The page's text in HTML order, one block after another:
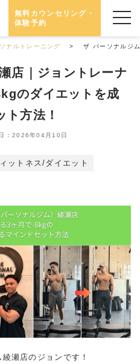
無料カウンセリング・
体験予約
ナルトレーニング ザ パーソナルジ
店｜ジョントレーナ
のダイエットを成
方法！
：2026年04月10日
ットネス/ダイエット
瀬店のジョンです！